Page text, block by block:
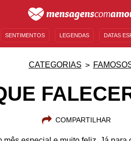
SENTIMENTOS LEGENDAS DATAS
CATEGORIAS
COMPARTILHAR